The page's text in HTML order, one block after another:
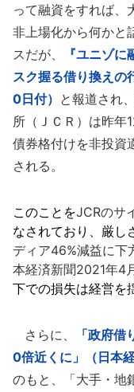
って融資をすれば、
非上場化から何かと
スだが、
『ユニゾ
スク握る借り換えの
0日付） と報道され
所（ＪＣＲ）は昨年
債券格付けを非投資
される。
このことをJCRのサ
なされており、厳し
ディア46%減益に
本経済新聞2021年4
下での損失は経営を
さらに、
「政府
0倍近くに」（日本
のもと、「大手・地